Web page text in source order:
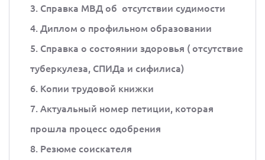
3. Справка МВД об отсутствии судимости
4. Диплом о профильном образовании
5. Справка о состоянии здоровья ( отсутствие
туберкулеза, СПИДа и сифилиса)
6. Копии трудовой книжки
7. Актуальный номер петиции, которая
прошла процесс одобрения
8. Резюме соискателя